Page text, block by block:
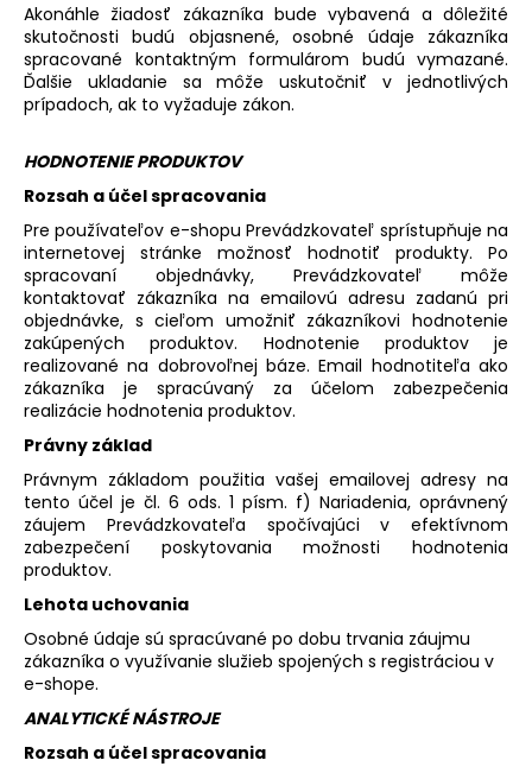
Akonáhle žiadosť zákazníka bude vybavená a dôležité
skutočnosti budú objasnené, osobné údaje zákazníka
spracované kontaktným formulárom budú vymazané.
Ďalšie ukladanie sa môže uskutočniť v jednotlivých
prípadoch, ak to vyžaduje zákon.
HODNOTENIE PRODUKTOV
Rozsah a účel spracovania
Pre používateľov e-shopu Prevádzkovateľ sprístupňuje na
internetovej stránke možnosť hodnotiť produkty. Po
spracovaní objednávky, Prevádzkovateľ môže
kontaktovať zákazníka na emailovú adresu zadanú pri
objednávke, s cieľom umožniť zákazníkovi hodnotenie
zakúpených produktov. Hodnotenie produktov je
realizované na dobrovoľnej báze. Email hodnotiteľa ako
zákazníka je spracúvaný za účelom zabezpečenia
realizácie hodnotenia produktov.
Právny základ
Právnym základom použitia vašej emailovej adresy na
tento účel je čl. 6 ods. 1 písm. f) Nariadenia, oprávnený
záujem Prevádzkovateľa spočívajúci v efektívnom
zabezpečení poskytovania možnosti hodnotenia
produktov.
Lehota uchovania
Osobné údaje sú spracúvané po dobu trvania záujmu
zákazníka o využívanie služieb spojených s registráciou v
e-shope.
ANALYTICKÉ NÁSTROJE
Rozsah a účel spracovania